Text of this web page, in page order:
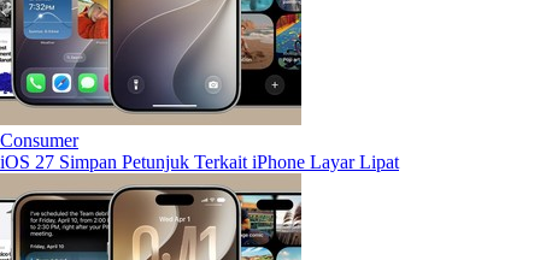
Consumer
iOS 27 Simpan Petunjuk Terkait iPhone Layar Lipat